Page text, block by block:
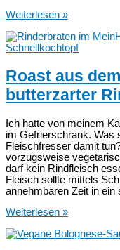
Fasolada
griechische
Bohnensuppe
Instant
Pot
Weiterlesen »
Roast aus
butterzarter
Ich hatte von meinem
im Gefrierschrank. Was
Fleischfresser damit
vorzugsweise
darf kein Rindfleisch
Fleisch sollte mittels
annehmbaren Zeit in
Roast
dem
Weiterlesen »